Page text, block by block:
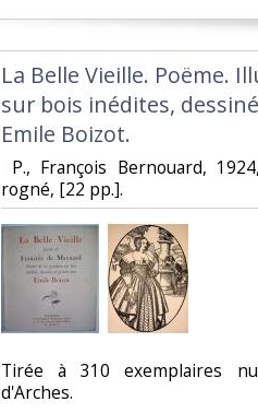
‎La Belle Vieille. Poëme.
sur bois inédites,
Emile Boizot.‎
P., François Bernouard,
rogné, [22 pp.]. ‎
‎Tirée à 310 exemplaires
d'Arches. ‎